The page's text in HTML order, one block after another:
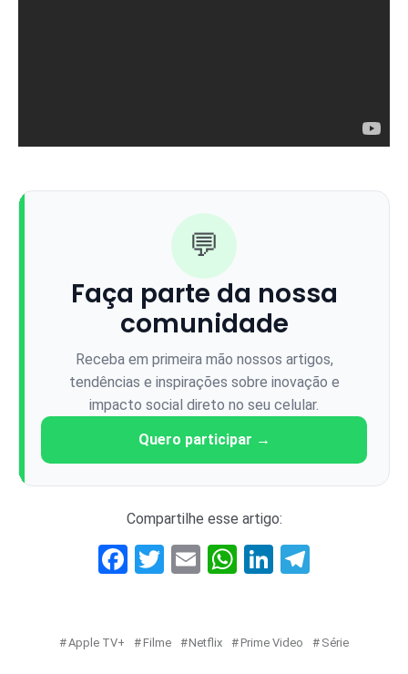
💬
Faça parte da nossa
comunidade
Receba em primeira mão nossos artigos,
tendências e inspirações sobre inovação e
impacto social direto no seu celular.
Quero participar →
Compartilhe esse artigo:
Facebook
Twitter
EmailWhatsApp
LinkedIn
Apple TV+ Filme Netflix Prime Video Série